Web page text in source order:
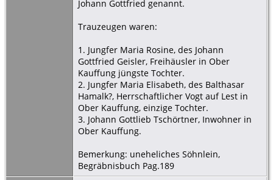
Johann Gottfried genannt.
Trauzeugen waren:
1. Jungfer Maria Rosine, des Johann
Gottfried Geisler, Freihäusler in Ober
Kauffung jüngste Tochter.
2. Jungfer Maria Elisabeth, des Balthasar
Hamalk?, Herrschaftlicher Vogt auf Lest in
Ober Kauffung, einzige Tochter.
3. Johann Gottlieb Tschörtner, Inwohner in
Ober Kauffung.
Bemerkung: uneheliches Söhnlein,
Begräbnisbuch Pag.189